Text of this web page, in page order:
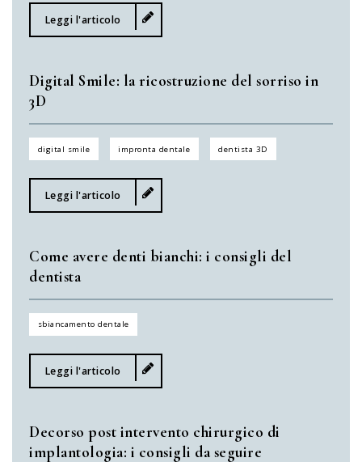
Leggi l'articolo
Digital Smile: la ricostruzione del sorriso in
3D
digital smile impronta dentale dentista 3D
Leggi l'articolo
Come avere denti bianchi: i consigli del
dentista
sbiancamento dentale
Leggi l'articolo
Decorso post intervento chirurgico di
implantologia: i consigli da seguire